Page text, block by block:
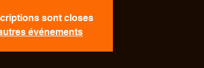
sont closes
événements